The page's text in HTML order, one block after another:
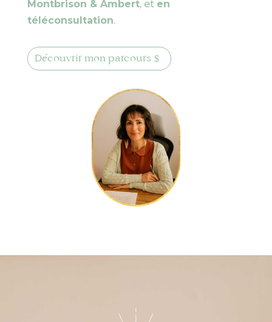
Montbrison & Ambert, et en
téléconsultation.
Découvrir mon parcours